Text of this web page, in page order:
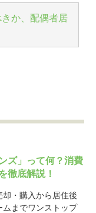
か、配偶者居
ズ」って何？消費
徹底解説！
・購入から居住後
までワンストップ